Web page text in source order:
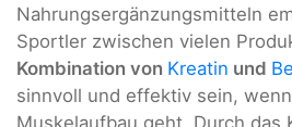
Nahrungsergänzungsmitteln
Sportler zwischen vielen
Kombination von Kreatin und
sinnvoll und effektiv sein,